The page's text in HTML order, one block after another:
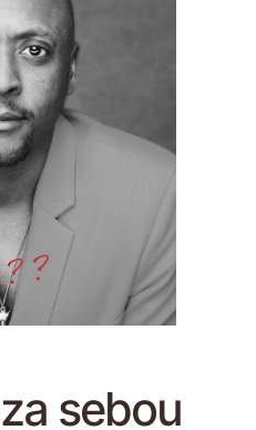
sebou